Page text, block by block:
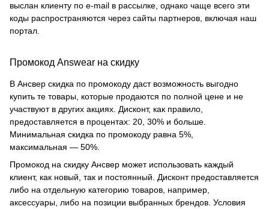
выслан клиенту по e-mail в рассылке, однако чаще всего эти
коды распространяются через сайты партнеров, включая наш
портал.
Промокод Answear на скидку
В Ансвер скидка по промокоду даст возможность выгодно
купить те товары, которые продаются по полной цене и не
участвуют в других акциях. Дисконт, как правило,
предоставляется в процентах: 20, 30% и больше.
Минимальная скидка по промокоду равна 5%,
максимальная — 50%.
Промокод на скидку Ансвер может использовать каждый
клиент, как новый, так и постоянный. Дисконт предоставляется
либо на отдельную категорию товаров, например,
аксессуары, либо на позиции выбранных брендов. Условия